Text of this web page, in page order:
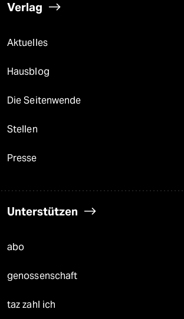
Verlag
Aktuelles
Hausblog
Die Seitenwende
Stellen
Presse
Unterstützen
abo
genossenschaft
taz zahl ich